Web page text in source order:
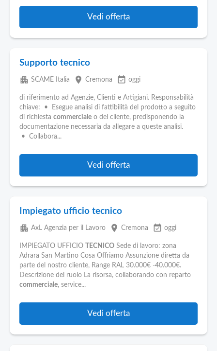
Vedi offerta
Supporto tecnico
apartment SCAME Italia place Cremona event_available oggi
di riferimento ad Agenzie, Clienti e Artigiani. Responsabilità
chiave: • Esegue analisi di fattibilità del prodotto a seguito
di richiesta commerciale o del cliente, predisponendo la
documentazione necessaria da allegare a queste analisi.
• Collabora...
Vedi offerta
Impiegato ufficio tecnico
apartment AxL Agenzia per il Lavoro place Cremona event_available oggi
IMPIEGATO UFFICIO TECNICO Sede di lavoro: zona
Adrara San Martino Cosa Offriamo Assunzione diretta da
parte del nostro cliente, Range RAL 30.000€ -40.000€.
Descrizione del ruolo La risorsa, collaborando con reparto
commerciale, service...
Vedi offerta